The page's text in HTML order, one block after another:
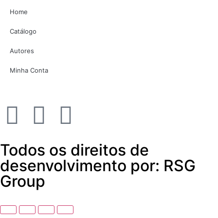
Home
Catálogo
Autores
Minha Conta
Todos os direitos de
desenvolvimento por: RSG
Group